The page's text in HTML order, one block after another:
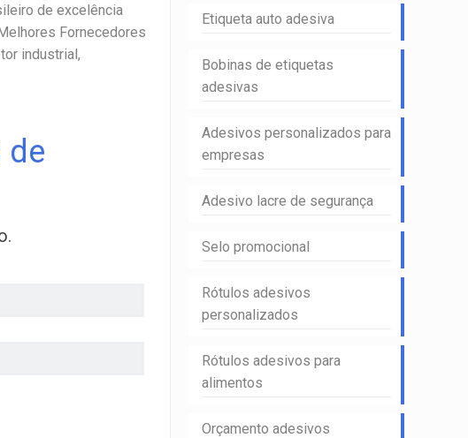
de excelência
Fornecedores
industrial,
de
Etiqueta auto adesiva
Bobinas de etiquetas
adesivas
Adesivos personalizados para
empresas
Adesivo lacre de segurança
Selo promocional
Rótulos adesivos
personalizados
Rótulos adesivos para
alimentos
Orçamento adesivos